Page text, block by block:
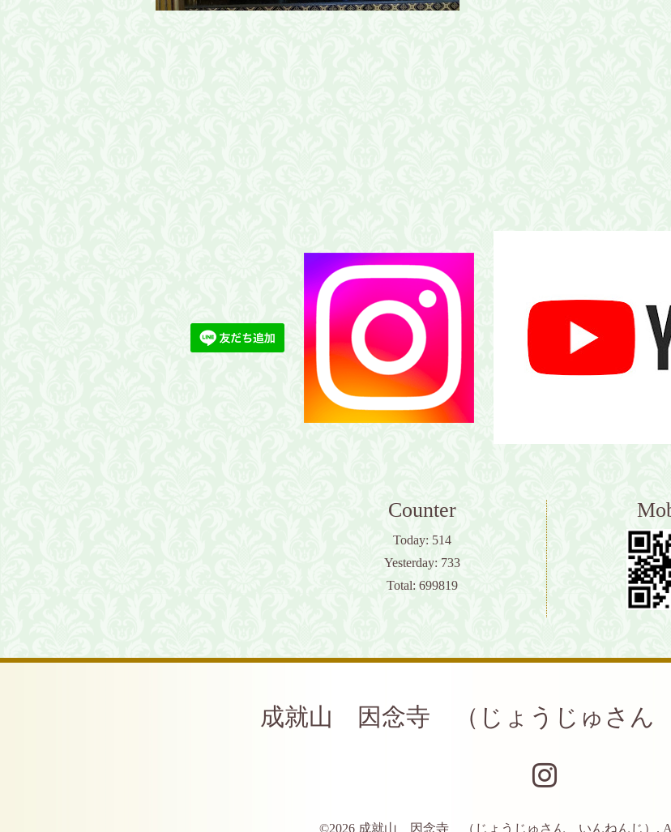
Counter
Today: 514
Yesterday: 733
Total: 699819
成就山 因念寺 （じょうじゅさん
©2026 成就山 因念寺 （じょうじゅさん いんねんじ） .